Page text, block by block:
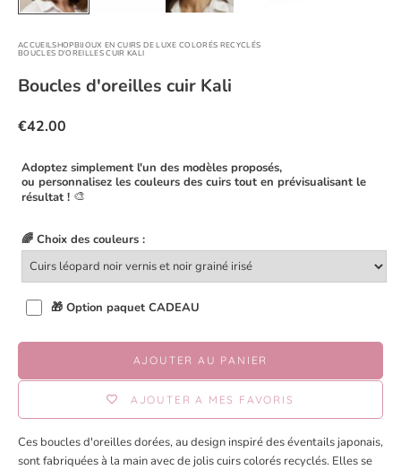
ACCUEILSHOPBIJOUX EN CUIRS DE LUXE COLORÉS RECYCLÉS
BOUCLES D'OREILLES CUIR KALI
Boucles d'oreilles cuir Kali
€42.00
Adoptez simplement l'un des modèles proposés,
ou personnalisez les couleurs des cuirs tout en prévisualisant le
résultat ! 🎨
🌈 Choix des couleurs :
🎁 Option paquet CADEAU
AJOUTER AU PANIER
AJOUTER A MES FAVORIS
Ces boucles d'oreilles dorées, au design inspiré des éventails japonais,
sont fabriquées à la main avec de jolis cuirs colorés recyclés. Elles se